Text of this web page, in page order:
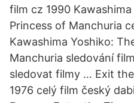
film cz 1990
Princess of Manchuria
Kawashima Yoshiko:
Manchuria sledování
sledovat filmy … Exit
1976 celý film český